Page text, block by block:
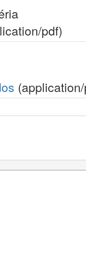
pdf)